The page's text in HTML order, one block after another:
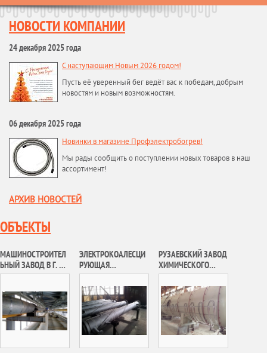
НОВОСТИ КОМПАНИИ
24 декабря 2025 года
С наступающим Новым 2026 годом!
Пусть её уверенный бег ведёт вас к победам, добрым
новостям и новым возможностям.
06 декабря 2025 года
Новинки в магазине Профэлектробогрев!
Мы рады сообщить о поступлении новых товаров в наш
ассортимент!
АРХИВ НОВОСТЕЙ
ОБЪЕКТЫ
МАШИНОСТРОИТЕЛ
ЬНЫЙ ЗАВОД В Г. Н.
НОВГОРОД
ЭЛЕКТРОКОАЛЕСЦИ
РУЮЩАЯ
УСТАНОВКА
ТАГУЛЬСКОГО
МЕСТОРОЖДЕНИЯ
РУЗАЕВСКИЙ ЗАВОД
ХИМИЧЕСКОГО
МАШИНОСТРОЕНИЯ,
АО «РУЗХИММАШ»